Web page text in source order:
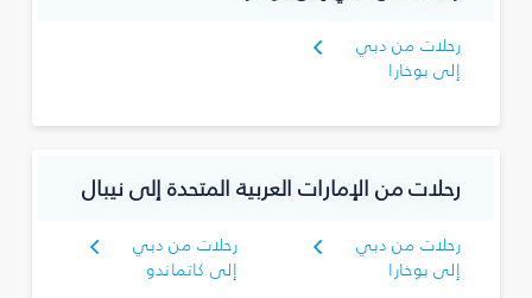
رحلات من دبي
إلى بوخارا
رحلات من الإمارات العربية المتحدة إلى نيبال
رحلات من دبي
إلى بوخارا
رحلات من دبي
إلى كاتماندو